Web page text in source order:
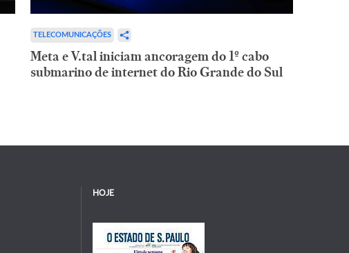
TELECOMUNICAÇÕES
Meta e V.tal iniciam ancoragem do 1º cabo
submarino de internet do Rio Grande do Sul
HOJE